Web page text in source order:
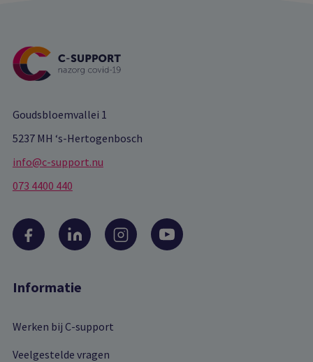
Goudsbloemvallei 1
5237 MH ‘s-Hertogenbosch
info@c-support.nu
073 4400 440
Informatie
Werken bij C-support
Veelgestelde vragen